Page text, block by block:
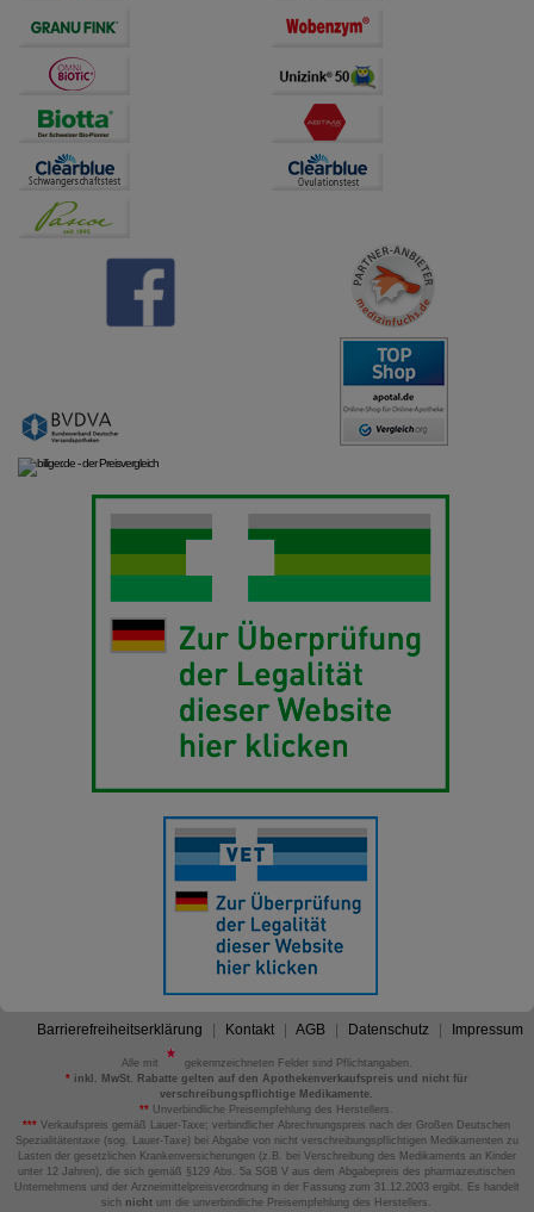
Barrierefreiheitserklärung Kontakt AGB Datenschutz Impressum
Alle mit
gekennzeichneten Felder sind Pflichtangaben.
*inkl. MwSt. Rabatte gelten auf den Apothekenverkaufspreis und nicht für
verschreibungspflichtige Medikamente.
** Unverbindliche Preisempfehlung des Herstellers.
*** Verkaufspreis gemäß Lauer-Taxe; verbindlicher Abrechnungspreis nach der Großen Deutschen
Spezialitätentaxe (sog. Lauer-Taxe) bei Abgabe von nicht verschreibungspflichtigen Medikamenten zu
Lasten der gesetzlichen Krankenversicherungen (z.B. bei Verschreibung des Medikaments an Kinder
unter 12 Jahren), die sich gemäß §129 Abs. 5a SGB V aus dem Abgabepreis des pharmazeutischen
Unternehmens und der Arzneimittelpreisverordnung in der Fassung zum 31.12.2003 ergibt. Es handelt
sich nicht um die unverbindliche Preisempfehlung des Herstellers.